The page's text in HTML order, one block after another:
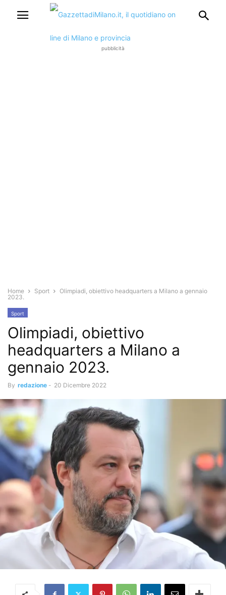
pubblicità
Home Sport
Olimpiadi, obiettivo headquarters a Milano a gennaio
2023.
Sport
Olimpiadi, obiettivo
headquarters a Milano a
gennaio 2023.
By redazione - 20 Dicembre 2022